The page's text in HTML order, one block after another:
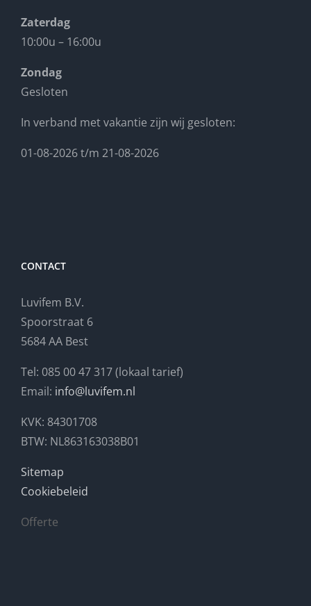
Zaterdag
10:00u – 16:00u
Zondag
Gesloten
In verband met vakantie zijn wij gesloten:
01-08-2026 t/m 21-08-2026
CONTACT
Luvifem B.V.
Spoorstraat 6
5684 AA Best
Tel: 085 00 47 317 (lokaal tarief)
Email: info@luvifem.nl
KVK: 84301708
BTW: NL863163038B01
Sitemap
Cookiebeleid
Offerte